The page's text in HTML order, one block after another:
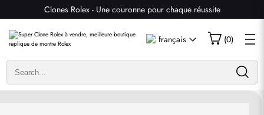
Clones Rolex - Une couronne pour chaque réussite
français (0)
Écrire un commentaire
Seuls les clients ayant acheté cet article sont autorisés à
laisser un commentaire.
Évaluation